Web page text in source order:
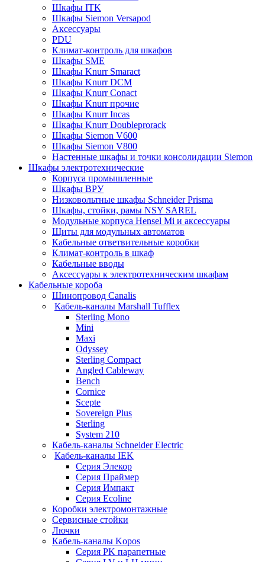
Шкафы ITK
Шкафы Siemon Versapod
Аксессуары
PDU
Климат-контроль для шкафов
Шкафы SME
Шкафы Knurr Smaract
Шкафы Knurr DCM
Шкафы Knurr Conact
Шкафы Knurr прочие
Шкафы Knurr Incas
Шкафы Knurr Doubleprorack
Шкафы Siemon V600
Шкафы Siemon V800
Настенные шкафы и точки консолидации Siemon
Шкафы электротехнические
Корпуса промышленные
Шкафы ВРУ
Низковольтные шкафы Schneider Prisma
Шкафы, стойки, рамы NSY SAREL
Модульные корпуса Hensel Mi и аксессуары
Щиты для модульных автоматов
Кабельные ответвительные коробки
Климат-контроль в шкаф
Кабельные вводы
Аксессуары к электротехническим шкафам
Кабельные короба
Шинопровод Canalis
Кабель-каналы Marshall Tufflex
Sterling Mono
Mini
Maxi
Odyssey
Sterling Compact
Angled Cableway
Bench
Cornice
Scepte
Sovereign Plus
Sterling
System 210
Кабель-каналы Schneider Electric
Кабель-каналы IEK
Серия Элекор
Серия Праймер
Серия Импакт
Серия Ecoline
Коробки электромонтажные
Сервисные стойки
Лючки
Кабель-каналы Kopos
Серия PK парапетные